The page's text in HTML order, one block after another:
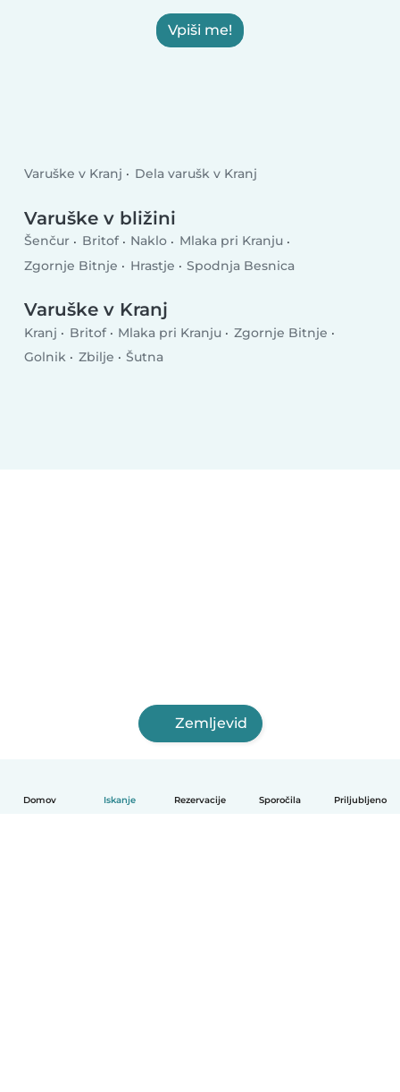
Domov Iskanje Rezervacije Sporočila Priljubljeno
Vpiši me!
Varuške v Kranj Dela varušk v Kranj
Varuške v bližini
Šenčur Britof Naklo
Mlaka pri Kranju
Zgornje Bitnje
Hrastje Spodnja Besnica
Varuške v Kranj
Kranj Britof Mlaka pri Kranju
Zgornje Bitnje
Golnik
Zbilje Šutna
Zemljevid